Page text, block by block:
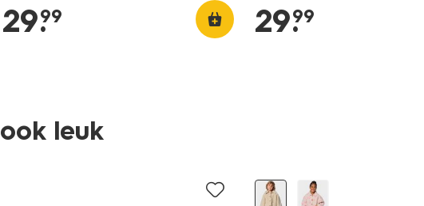
29.
99 29.
99
leuk